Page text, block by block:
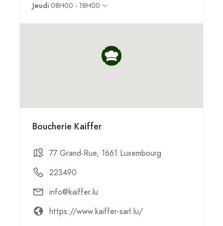
Jeudi 08H00 - 18H00
Boucherie Kaiffer
77 Grand-Rue, 1661 Luxembourg
223490
info@kaiffer.lu
https://www.kaiffer-sarl.lu/